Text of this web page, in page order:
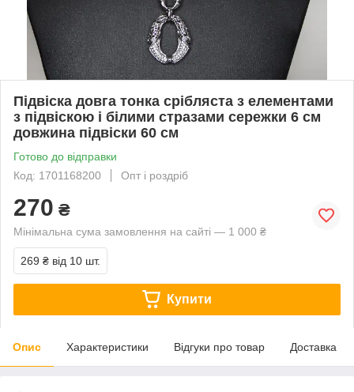
Підвіска довга тонка срібляста з елементами
з підвіскою і білими стразами сережки 6 см
довжина підвіски 60 см
Готово до відправки
Код: 1701168200
Опт і роздріб
270 ₴
Мінімальна сума замовлення на сайті — 1 000 ₴
269 ₴ від 10 шт.
Купити
Опис Характеристики Відгуки про товар Доставка